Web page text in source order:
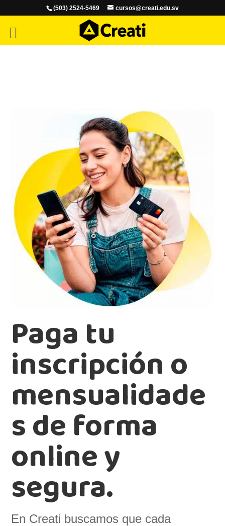
(503) 2524-5469 cursos@creati.edu.sv
Paga tu
inscripción o
mensualidade
s de forma
online y
segura.
En Creati buscamos que cada